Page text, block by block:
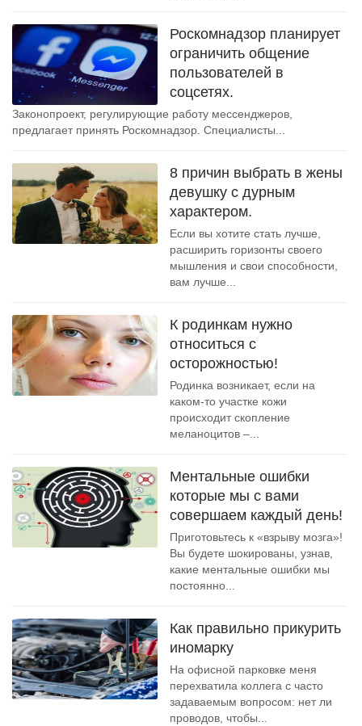
Роскомнадзор планирует
ограничить общение
пользователей в
соцсетях.
Законопроект, регулирующие работу мессенджеров,
предлагает принять Роскомнадзор. Специалисты...
8 причин выбрать в жены
девушку с дурным
характером.
Если вы хотите стать лучше,
расширить горизонты своего
мышления и свои способности,
вам лучше...
К родинкам нужно
относиться с
осторожностью!
Родинка возникает, если на
каком-то участке кожи
происходит скопление
меланоцитов –...
Ментальные ошибки
которые мы с вами
совершаем каждый день!
Приготовьтесь к «взрыву мозга»!
Вы будете шокированы, узнав,
какие ментальные ошибки мы
постоянно...
Как правильно прикурить
иномарку
На офисной парковке меня
перехватила коллега с часто
задаваемым вопросом: нет ли
проводов, чтобы...